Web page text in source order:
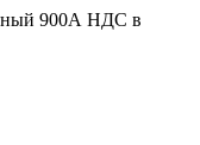
900А НДС в